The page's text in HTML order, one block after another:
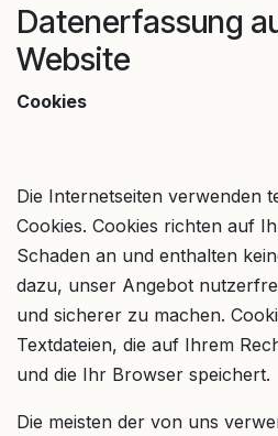
Datenerfassung
Website
Cookies
Die Internetseiten verwenden
Cookies. Cookies richten auf
Schaden an und enthalten
dazu, unser Angebot
und sicherer zu machen.
Textdateien, die auf Ihrem
und die Ihr Browser speichert.
Die meisten der von uns